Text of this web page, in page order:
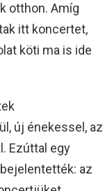
otthon. Amíg
itt koncertet,
köti ma is ide
új énekessel, az
Ezúttal egy
az